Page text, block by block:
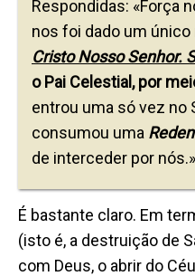
Respondidas: «Força
nos foi dado um
Cristo Nosso Senhor.
o Pai Celestial, por
entrou uma só vez no
consumou uma
de interceder por nós.»
É bastante claro. Em
(isto é, a destruição de
com Deus, o abrir do